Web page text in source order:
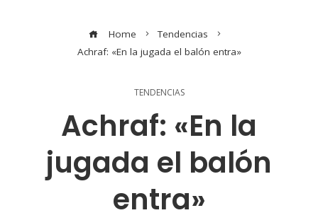
Home
Tendencias
Achraf: «En la jugada el balón entra»
TENDENCIAS
Achraf: «En la
jugada el balón
entra»